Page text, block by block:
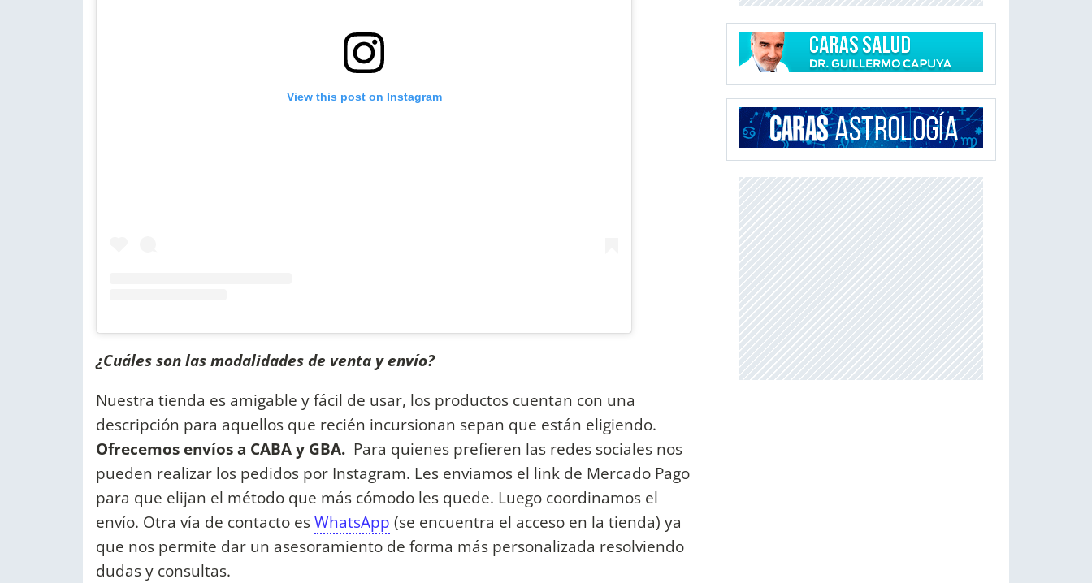
View this post on Instagram
¿Cuáles son las modalidades de venta y envío?
Nuestra tienda es amigable y fácil de usar, los productos cuentan con una
descripción para aquellos que recién incursionan sepan que están eligiendo.
Ofrecemos envíos a CABA y GBA. Para quienes prefieren las redes sociales nos
pueden realizar los pedidos por Instagram. Les enviamos el link de Mercado Pago
para que elijan el método que más cómodo les quede. Luego coordinamos el
envío. Otra vía de contacto esWhatsApp (se encuentra el acceso en la tienda) ya
que nos permite dar un asesoramiento de forma más personalizada resolviendo
dudas y consultas.